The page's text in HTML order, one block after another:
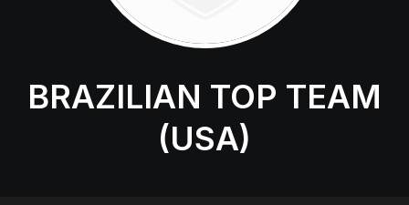
BRAZILIAN TOP TEAM
(USA)